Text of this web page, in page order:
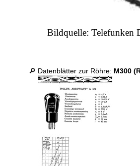
Bildquelle: Telefunken
🔎 Datenblätter zur Röhre: M300